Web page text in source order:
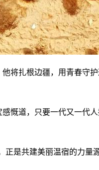
将扎根边疆，用青春守
慨道，只要一代又一代
是共建美丽温宿的力量